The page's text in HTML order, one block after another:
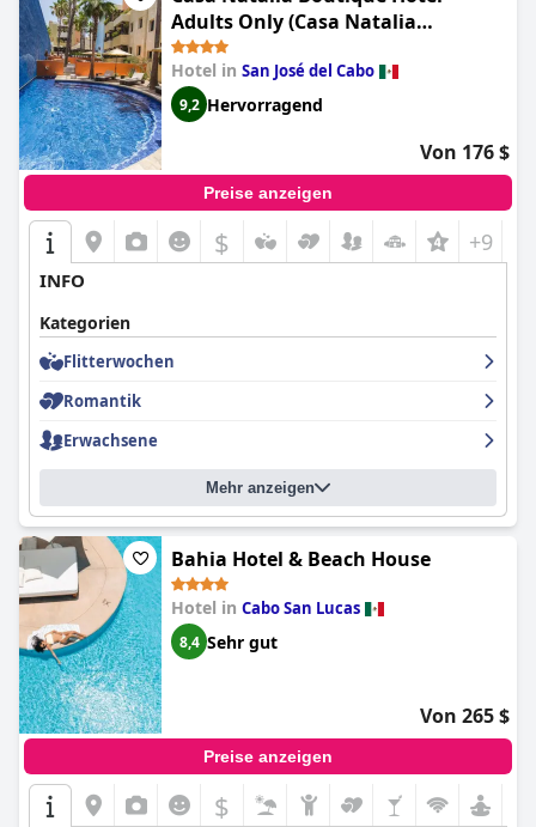
Adults Only (Casa Natalia
Boutique Hotel)
Hotel in San José del Cabo
9,2 Hervorragend
Von 176 $
Preise anzeigen
$ +9
INFO
Kategorien
Flitterwochen
Romantik
Erwachsene
Mehr anzeigen
Bahia Hotel & Beach House
Hotel in Cabo San Lucas
8,4 Sehr gut
Von 265 $
Preise anzeigen
$